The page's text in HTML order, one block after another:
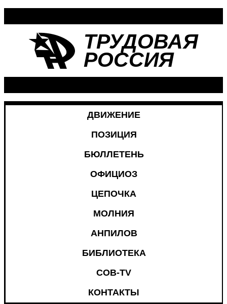
ТРУДОВАЯ
РОССИЯ
ДВИЖЕНИЕ
ПОЗИЦИЯ
БЮЛЛЕТЕНЬ
ОФИЦИОЗ
ЦЕПОЧКА
МОЛНИЯ
АНПИЛОВ
БИБЛИОТЕКА
СОВ-TV
КОНТАКТЫ